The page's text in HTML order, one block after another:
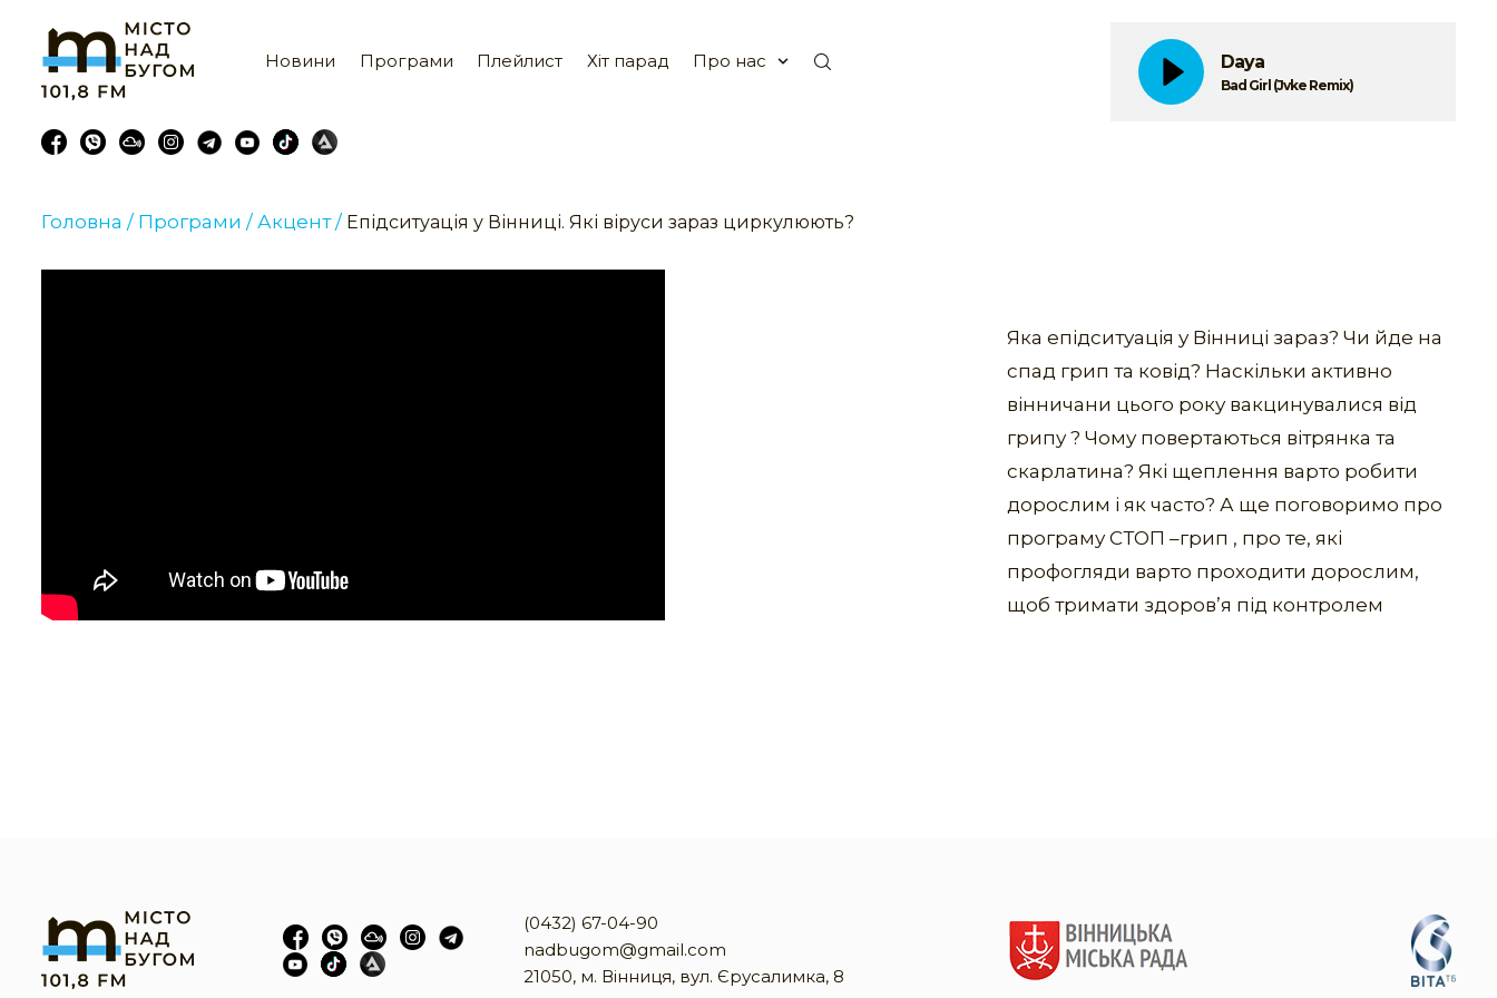
Новини Програми Плейлист Хіт парад Про нас Daya
Bad Girl (Jvke Remix)
Головна / Програми / Акцент / Епідситуація у Вінниці. Які віруси зараз циркулюють?
Яка епідситуація у Вінниці зараз? Чи йде на
спад грип та ковід? Наскільки активно
вінничани цього року вакцинувалися від
грипу ? Чому повертаються вітрянка та
скарлатина? Які щеплення варто робити
дорослим і як часто? А ще поговоримо про
програму СТОП –грип , про те, які
профогляди варто проходити дорослим,
щоб тримати здоров’я під контролем
(0432) 67-04-90
nadbugom@gmail.com
21050, м. Вінниця, вул. Єрусалимка, 8